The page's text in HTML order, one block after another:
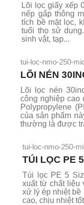
Lõi lọc giấy xếp
nếp gấp thông
tích bề mặt lọc,
tuổi thọ sử
sinh vật, tạp...
tui-loc-nmo-250-
LÕI NÉN
Lõi lọc nén
công nghiệp cao
Polypropylene
của sản phẩm
thường là được
tui-loc-nmo-250-
TÚI LỌC PE
Túi lọc PE 5
xuất từ chất liệu
xử lý ép nhiệt bề
cao, chịu nhiệt